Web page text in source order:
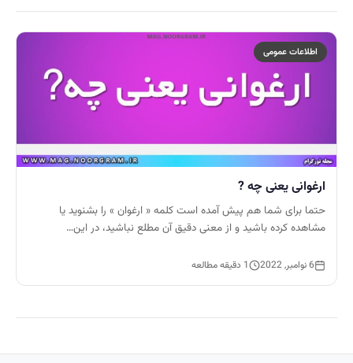
اطلاعات عمومی
ارغوانی یعنی چه ?
حتما برای شما هم پیش آمده است کلمه « ارغوان » را بشنوید یا
مشاهده کرده باشید و از معنی دقیق آن مطلع نباشید، در این…
6 نوامبر, 2022 1 دقیقه مطالعه